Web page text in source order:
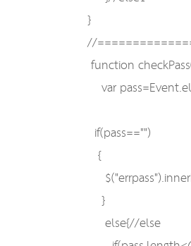
}
//
function
var
if(pass=="")
{
}
else{//else